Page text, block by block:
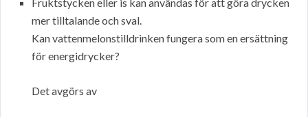
mer tilltalande och sval.
Kan vattenmelonstilldrinken fungera som en ersättning
för energidrycker?
Det avgörs av